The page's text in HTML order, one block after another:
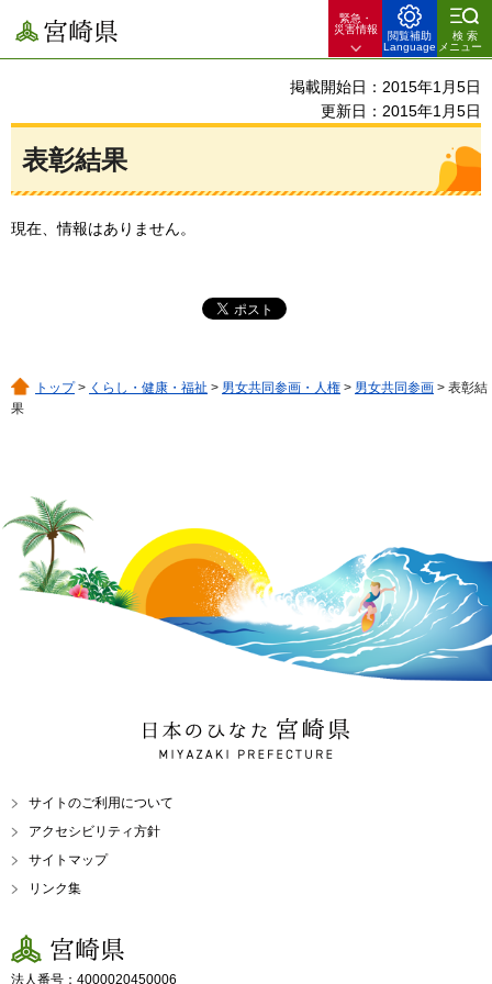
宮崎県
緊急・
災害情報
閲覧補助
Language
検索
メニュー
掲載開始日：2015年1月5日
更新日：2015年1月5日
表彰結果
現在、情報はありません。
トップ> くらし・健康・福祉 > 男女共同参画・人権 > 男女共同参画 > 表彰結
果
日本のひなた 宮崎県
MIYAZAKI PREFECTURE
サイトのご利用について
アクセシビリティ方針
サイトマップ
リンク集
宮崎県
法人番号：4000020450006